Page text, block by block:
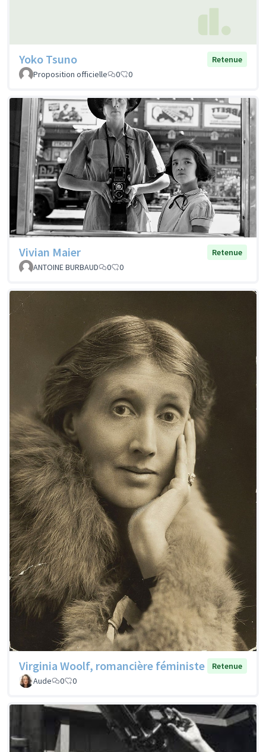
Yoko Tsuno
Retenue
Proposition officielle
0 0
Vivian Maier
Retenue
ANTOINE BURBAUD
0 0
Virginia Woolf, romancière féministe
Retenue
Aude
0 0